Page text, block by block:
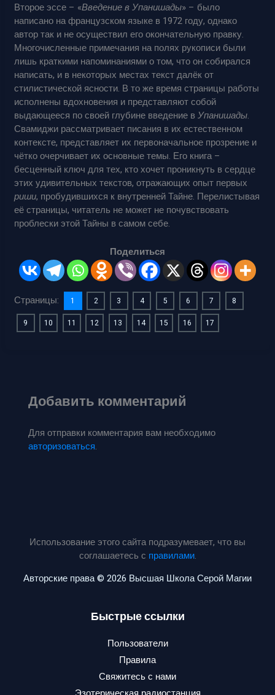
Второе эссе – «Введение в Упанишады» – было
написано на французском языке в 1972 году, однако
автор так и не осуществил его окончательную правку.
Многочисленные примечания на полях рукописи были
лишь краткими напоминаниями о том, что он собирался
написать, и в некоторых местах текст далёк от
стилистической ясности. В то же время страницы работы
исполнены вдохновения и представляют собой
выдающееся по своей глубине введение вУпанишады.
Свамиджи рассматривает писания в их естественном
контексте, представляет их первоначальное прозрение и
чётко очерчивает их основные темы. Его книга –
бесценный ключ для тех, кто хочет проникнуть в сердце
этих удивительных текстов, отражающих опыт первых
риши, пробудившихся к внутренней Тайне. Перелистывая
её страницы, читатель не может не почувствовать
проблески этой Тайны в самом себе.
Поделиться
Страницы: 1 2 3 4 5 6 7
8
9
10 11 12 13 14 15 16 17
Добавить комментарий
Для отправки комментария вам необходимо
авторизоваться.
Использование этого сайта подразумевает, что вы
соглашаетесь с правилами.
Авторские права © 2026 Высшая Школа Серой Магии
Быстрые ссылки
Пользователи
Правила
Свяжитесь с нами